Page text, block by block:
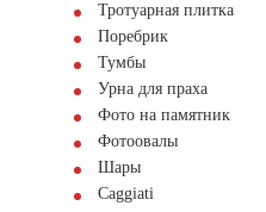
Тротуарная плитка
Поребрик
Тумбы
Урна для праха
Фото на памятник
Фотоовалы
Шары
Сaggiati